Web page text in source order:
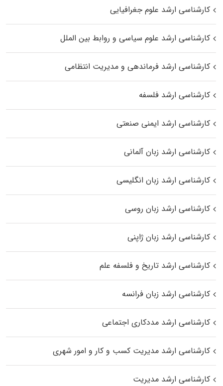
کارشناسی ارشد علوم جغرافیایی
کارشناسی ارشد علوم سیاسی و روابط بین الملل
کارشناسی ارشد فرماندهی و مدیریت انتظامی
کارشناسی ارشد فلسفه
کارشناسی ارشد ایمنی صنعتی
کارشناسی ارشد زبان آلمانی
کارشناسی ارشد زبان انگلیسی
کارشناسی ارشد زبان روسی
کارشناسی ارشد زبان ژاپنی
کارشناسی ارشد تاریخ و فلسفه علم
کارشناسی ارشد زبان فرانسه
کارشناسی ارشد مددکاری اجتماعی
کارشناسی ارشد مدیریت کسب و کار و امور شهری
کارشناسی ارشد مدیریت